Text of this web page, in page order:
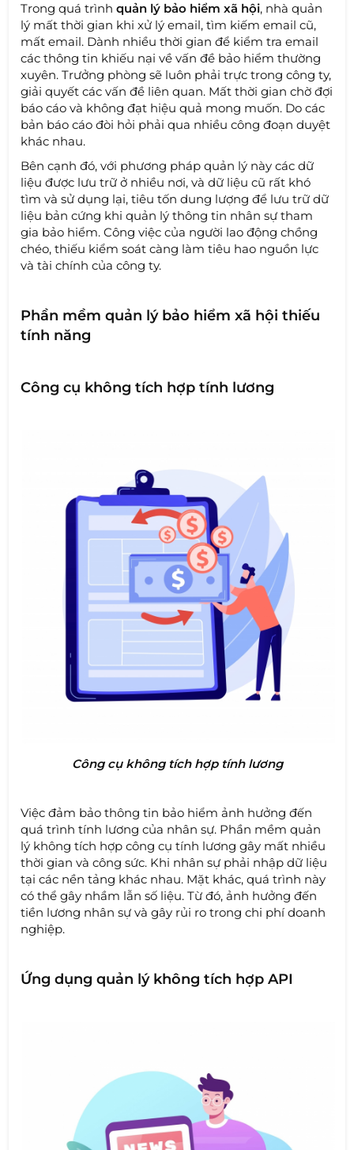
Trong quá trình quản lý bảo hiểm xã hội, nhà quản
lý mất thời gian khi xử lý email, tìm kiếm email cũ,
mất email. Dành nhiều thời gian để kiểm tra email
các thông tin khiếu nại về vấn đề bảo hiểm thường
xuyên. Trưởng phòng sẽ luôn phải trực trong công ty,
giải quyết các vấn đề liên quan. Mất thời gian chờ đợi
báo cáo và không đạt hiệu quả mong muốn. Do các
bản báo cáo đòi hỏi phải qua nhiều công đoạn duyệt
khác nhau.
Bên cạnh đó, với phương pháp quản lý này các dữ
liệu được lưu trữ ở nhiều nơi, và dữ liệu cũ rất khó
tìm và sử dụng lại, tiêu tốn dung lượng để lưu trữ dữ
liệu bản cứng khi quản lý thông tin nhân sự tham
gia bảo hiểm. Công việc của người lao động chồng
chéo, thiếu kiểm soát càng làm tiêu hao nguồn lực
và tài chính của công ty.
Phần mềm quản lý bảo hiểm xã hội thiếu
tính năng
Công cụ không tích hợp tính lương
Công cụ không tích hợp tính lương
Việc đảm bảo thông tin bảo hiểm ảnh hưởng đến
quá trình tính lương của nhân sự. Phần mềm quản
lý không tích hợp công cụ tính lương gây mất nhiều
thời gian và công sức. Khi nhân sự phải nhập dữ liệu
tại các nền tảng khác nhau. Mặt khác, quá trình này
có thể gây nhầm lẫn số liệu. Từ đó, ảnh hưởng đến
tiền lương nhân sự và gây rủi ro trong chi phí doanh
nghiệp.
Ứng dụng quản lý không tích hợp API